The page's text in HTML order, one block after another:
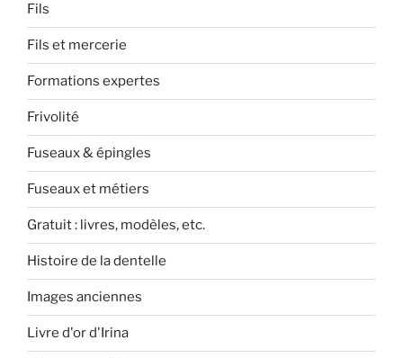
Fils
Fils et mercerie
Formations expertes
Frivolité
Fuseaux & épingles
Fuseaux et métiers
Gratuit : livres, modèles, etc.
Histoire de la dentelle
Images anciennes
Livre d'or d'Irina